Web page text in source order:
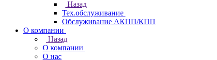
Назад
Тех.обслуживание
Обслуживание АКПП/КПП
О компании
Назад
О компании
О нас